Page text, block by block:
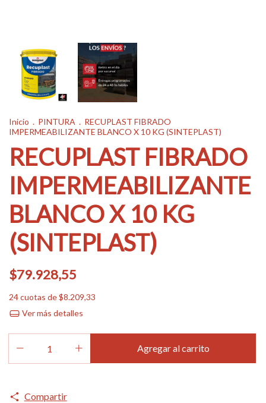
Inicio . PINTURA . RECUPLAST FIBRADO
IMPERMEABILIZANTE BLANCO X 10 KG (SINTEPLAST)
RECUPLAST FIBRADO
IMPERMEABILIZANTE
BLANCO X 10 KG
(SINTEPLAST)
$79.928,55
24cuotas de$8.209,33
Ver más detalles
Compartir